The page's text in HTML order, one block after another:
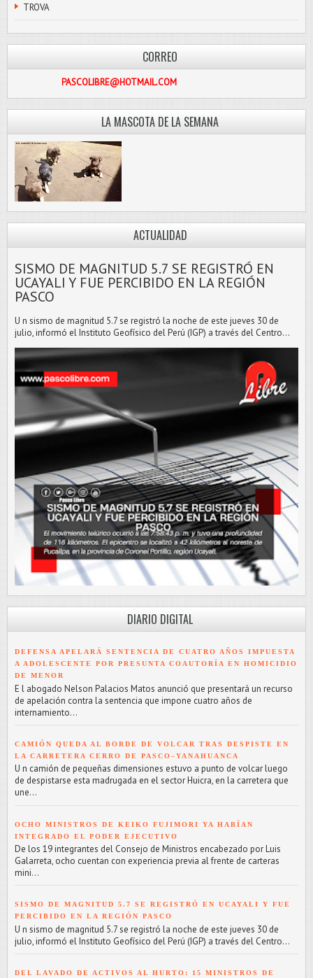
TROVA
CORREO
PASCOLIBRE@HOTMAIL.COM
LA MASCOTA DE LA SEMANA
ACTUALIDAD
SISMO DE MAGNITUD 5.7 SE REGISTRÓ EN
UCAYALI Y FUE PERCIBIDO EN LA REGIÓN
PASCO
U n sismo de magnitud 5.7 se registró la noche de este jueves 30 de
julio, informó el Instituto Geofísico del Perú (IGP) a través del Centro...
DIARIO DIGITAL
DEFENSA APELARÁ SENTENCIA DE CUATRO AÑOS IMPUESTA
A ADOLESCENTE POR PRESUNTA COAUTORÍA EN HOMICIDIO
DE MENOR
E l abogado Nelson Palacios Matos anunció que presentará un recurso
de apelación contra la sentencia que impone cuatro años de
internamiento...
CAMIÓN QUEDA AL BORDE DE VOLCAR TRAS DESPISTE EN
LA CARRETERA CERRO DE PASCO–YANAHUANCA
U n camión de pequeñas dimensiones estuvo a punto de volcar luego
de despistarse esta madrugada en el sector Huicra, en la carretera que
une...
OCHO MINISTROS DE KEIKO FUJIMORI YA HABÍAN
INTEGRADO EL PODER EJECUTIVO
De los 19 integrantes del Consejo de Ministros encabezado por Luis
Galarreta, ocho cuentan con experiencia previa al frente de carteras
mini...
SISMO DE MAGNITUD 5.7 SE REGISTRÓ EN UCAYALI Y FUE
PERCIBIDO EN LA REGIÓN PASCO
U n sismo de magnitud 5.7 se registró la noche de este jueves 30 de
julio, informó el Instituto Geofísico del Perú (IGP) a través del Centro...
DEL LAVADO DE ACTIVOS AL HURTO: 15 MINISTROS DE